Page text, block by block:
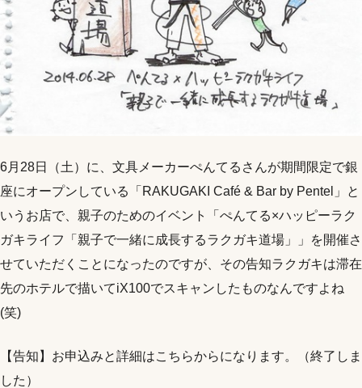
6月28日（土）に、文具メーカーぺんてるさんが期間限定で銀
座にオープンしている「RAKUGAKI Café & Bar by Pentel」と
いうお店で、親子のためのイベント「ぺんてる×ハッピーラク
ガキライフ「親子で一緒に成長するラクガキ道場」」を開催さ
せていただくことになったのですが、その告知ラクガキは滞在
先のホテルで描いてiX100でスキャンしたものなんですよね
(笑)
【告知】お申込みと詳細はこちらからになります。（終了しま
した）